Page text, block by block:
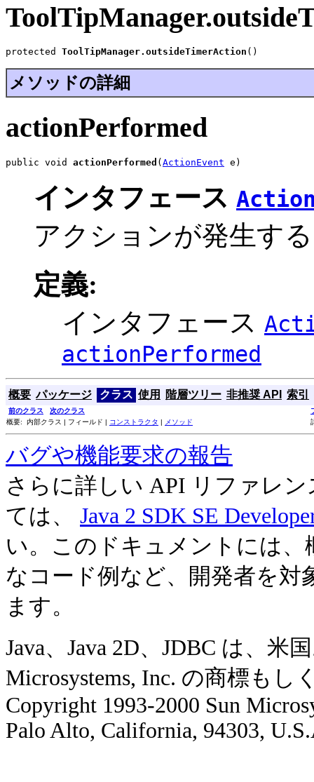
protected ToolTipManager.outsideTimerAction ()
メソッドの詳細
actionPerformed
public void actionPerformed (ActionEvent e)
インタフェース
アクションが発生す
定義:
インタフェース
actionPerformed
概要 パッケージ クラス 使用 階層ツリー 非推奨 API 索引
前のクラス 次のクラス
概要: 内部クラス | フィールド | コンストラクタ | メソッド
バグや機能要求の報告
さらに詳しい API リファレ
ては、 Java 2 SDK SE
い。このドキュメントには、
なコード例など、開発者を
ます。
Java、Java 2D、JDBC は、
Microsystems, Inc. の商標もし
Copyright 1993-2000 Sun
Palo Alto, California, 94303,